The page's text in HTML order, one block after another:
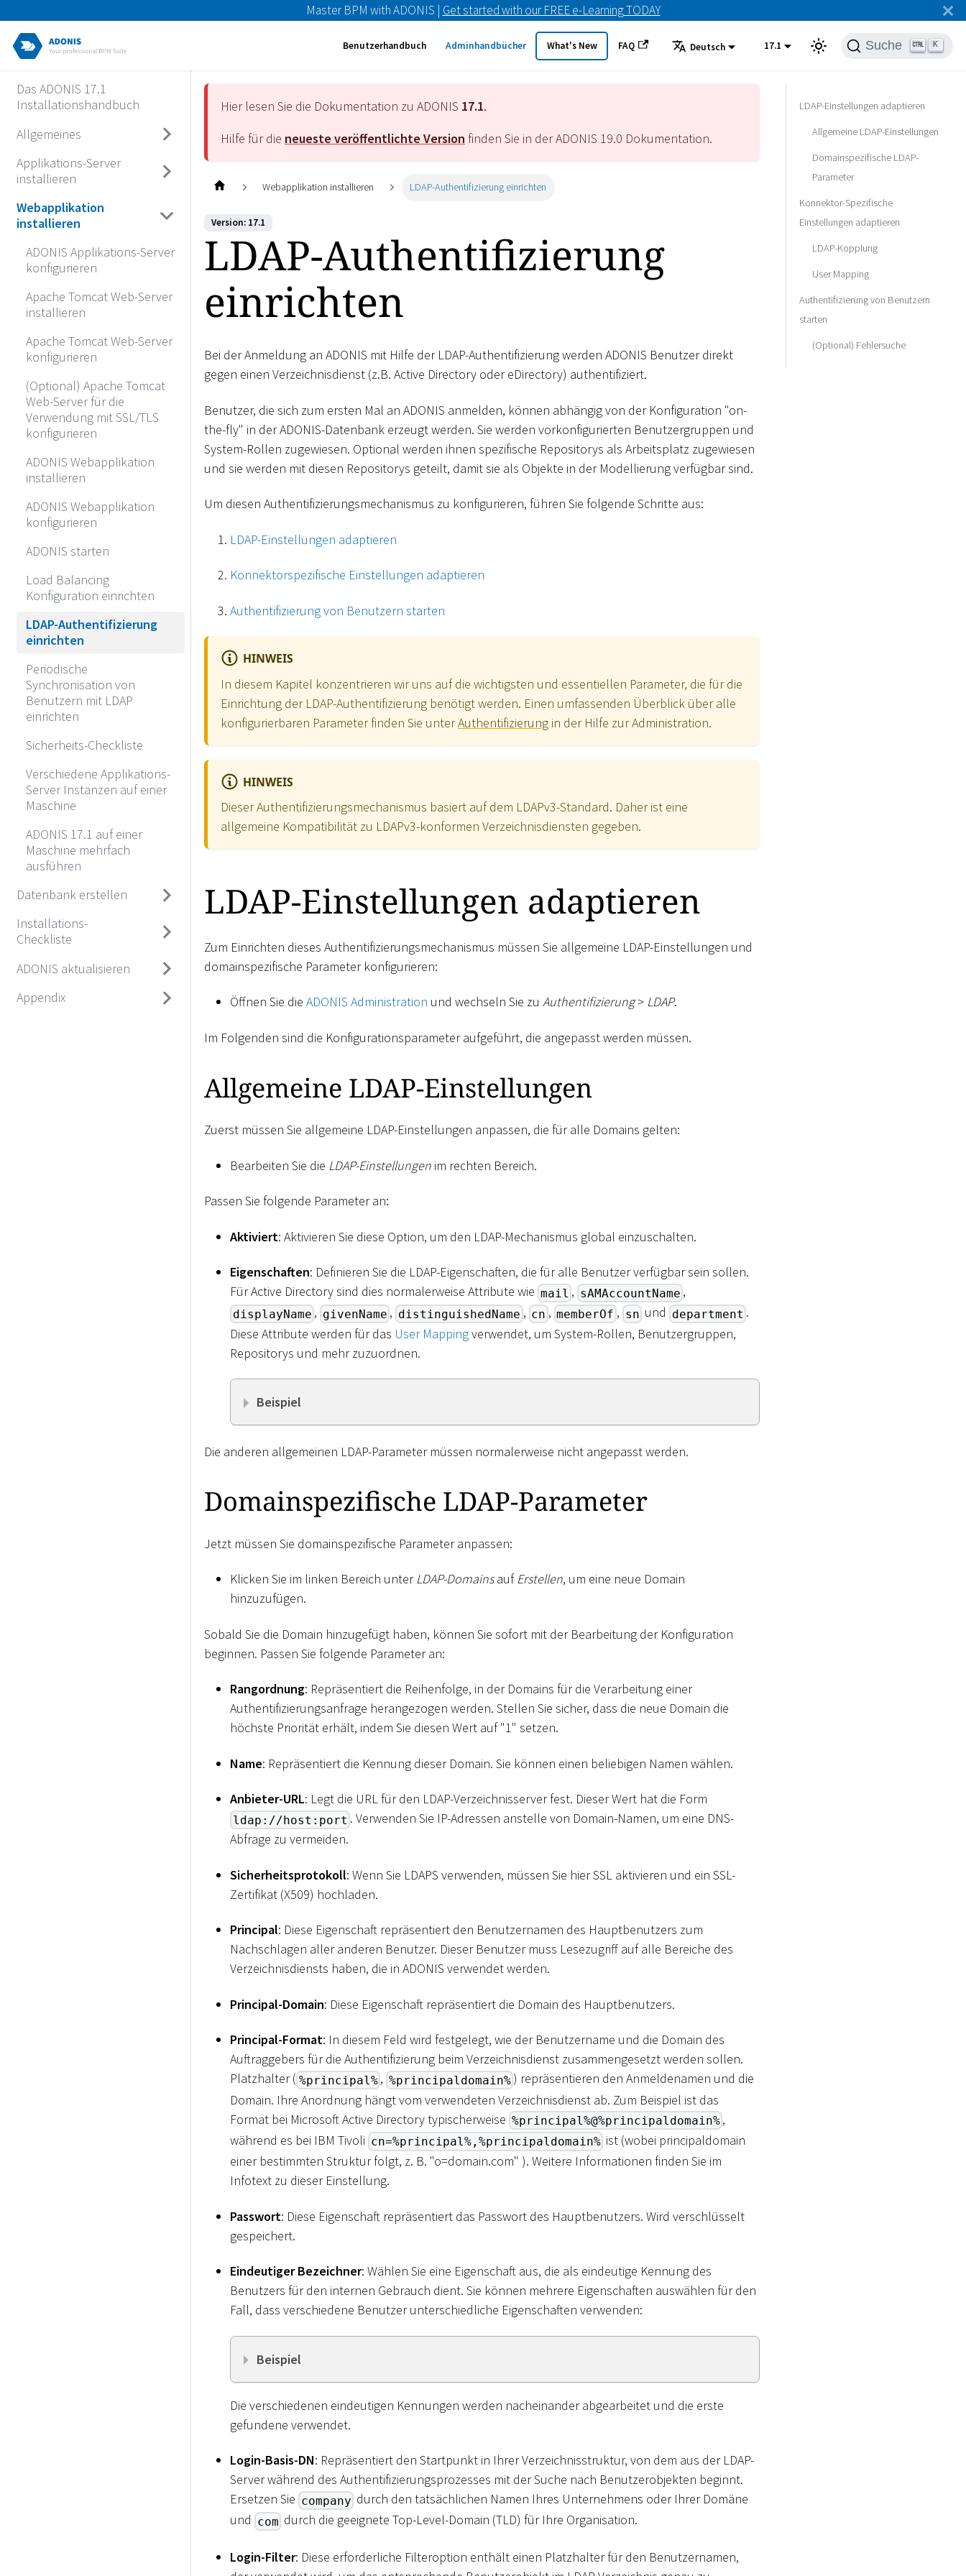
Master BPM with ADONIS | Get started with our FREE e-Learning TODAY
Benutzerhandbuch Adminhandbücher What's New FAQ Deutsch 17.1 Suche K
Das ADONIS 17.1
Installationshandbuch
Allgemeines
Applikations-Server
installieren
Webapplikation
installieren
ADONIS Applikations-Server
konfigurieren
Apache Tomcat Web-Server
installieren
Apache Tomcat Web-Server
konfigurieren
(Optional) Apache Tomcat
Web-Server für die
Verwendung mit SSL/TLS
konfigurieren
ADONIS Webapplikation
installieren
ADONIS Webapplikation
konfigurieren
ADONIS starten
Load Balancing
Konfiguration einrichten
LDAP-Authentifizierung
einrichten
Periodische
Synchronisation von
Benutzern mit LDAP
einrichten
Sicherheits-Checkliste
Verschiedene Applikations-
Server Instanzen auf einer
Maschine
ADONIS 17.1 auf einer
Maschine mehrfach
ausführen
Datenbank erstellen
Installations-
Checkliste
ADONIS aktualisieren
Appendix
Hier lesen Sie die Dokumentation zu ADONIS 17.1.
Hilfe für die neueste veröffentlichte Version finden Sie in der ADONIS 19.0 Dokumentation.
Webapplikation installieren LDAP-Authentifizierung einrichten
Version: 17.1
LDAP-Authentifizierung
einrichten
Bei der Anmeldung an ADONIS mit Hilfe der LDAP-Authentifizierung werden ADONIS Benutzer direkt
gegen einen Verzeichnisdienst (z.B. Active Directory oder eDirectory) authentifiziert.
Benutzer, die sich zum ersten Mal an ADONIS anmelden, können abhängig von der Konfiguration "on-
the-fly" in der ADONIS-Datenbank erzeugt werden. Sie werden vorkonfigurierten Benutzergruppen und
System-Rollen zugewiesen. Optional werden ihnen spezifische Repositorys als Arbeitsplatz zugewiesen
und sie werden mit diesen Repositorys geteilt, damit sie als Objekte in der Modellierung verfügbar sind.
Um diesen Authentifizierungsmechanismus zu konfigurieren, führen Sie folgende Schritte aus:
LDAP-Einstellungen adaptieren
Konnektorspezifische Einstellungen adaptieren
Authentifizierung von Benutzern starten
HINWEIS
In diesem Kapitel konzentrieren wir uns auf die wichtigsten und essentiellen Parameter, die für die
Einrichtung der LDAP-Authentifizierung benötigt werden. Einen umfassenden Überblick über alle
konfigurierbaren Parameter finden Sie unterAuthentifizierung in der Hilfe zur Administration.
HINWEIS
Dieser Authentifizierungsmechanismus basiert auf dem LDAPv3-Standard. Daher ist eine
allgemeine Kompatibilität zu LDAPv3-konformen Verzeichnisdiensten gegeben.
LDAP-Einstellungen adaptieren
Zum Einrichten dieses Authentifizierungsmechanismus müssen Sie allgemeine LDAP-Einstellungen und
domainspezifische Parameter konfigurieren:
Öffnen Sie die ADONIS Administration und wechseln Sie zu Authentifizierung > LDAP.
Im Folgenden sind die Konfigurationsparameter aufgeführt, die angepasst werden müssen.
Allgemeine LDAP-Einstellungen
Zuerst müssen Sie allgemeine LDAP-Einstellungen anpassen, die für alle Domains gelten:
Bearbeiten Sie die LDAP-Einstellungen im rechten Bereich.
Passen Sie folgende Parameter an:
Aktiviert: Aktivieren Sie diese Option, um den LDAP-Mechanismus global einzuschalten.
Eigenschaften: Definieren Sie die LDAP-Eigenschaften, die für alle Benutzer verfügbar sein sollen.
Für Active Directory sind dies normalerweise Attribute wie mail , sAMAccountName ,
displayName , givenName , distinguishedName , cn , memberOf , sn und department .
Diese Attribute werden für das User Mappingverwendet, um System-Rollen, Benutzergruppen,
Repositorys und mehr zuzuordnen.
Beispiel
Die anderen allgemeinen LDAP-Parameter müssen normalerweise nicht angepasst werden.
Domainspezifische LDAP-Parameter
Jetzt müssen Sie domainspezifische Parameter anpassen:
Klicken Sie im linken Bereich unterLDAP-DomainsaufErstellen, um eine neue Domain
hinzuzufügen.
Sobald Sie die Domain hinzugefügt haben, können Sie sofort mit der Bearbeitung der Konfiguration
beginnen. Passen Sie folgende Parameter an:
Rangordnung: Repräsentiert die Reihenfolge, in der Domains für die Verarbeitung einer
Authentifizierungsanfrage herangezogen werden. Stellen Sie sicher, dass die neue Domain die
höchste Priorität erhält, indem Sie diesen Wert auf "1" setzen.
Name: Repräsentiert die Kennung dieser Domain. Sie können einen beliebigen Namen wählen.
Anbieter-URL: Legt die URL für den LDAP-Verzeichnisserver fest. Dieser Wert hat die Form
ldap://host:port . Verwenden Sie IP-Adressen anstelle von Domain-Namen, um eine DNS-
Abfrage zu vermeiden.
Sicherheitsprotokoll: Wenn Sie LDAPS verwenden, müssen Sie hier SSL aktivieren und ein SSL-
Zertifikat (X509) hochladen.
Principal: Diese Eigenschaft repräsentiert den Benutzernamen des Hauptbenutzers zum
Nachschlagen aller anderen Benutzer. Dieser Benutzer muss Lesezugriff auf alle Bereiche des
Verzeichnisdiensts haben, die in ADONIS verwendet werden.
Principal-Domain: Diese Eigenschaft repräsentiert die Domain des Hauptbenutzers.
Principal-Format: In diesem Feld wird festgelegt, wie der Benutzername und die Domain des
Auftraggebers für die Authentifizierung beim Verzeichnisdienst zusammengesetzt werden sollen.
Platzhalter ( %principal% , %principaldomain% ) repräsentieren den Anmeldenamen und die
Domain. Ihre Anordnung hängt vom verwendeten Verzeichnisdienst ab. Zum Beispiel ist das
Format bei Microsoft Active Directory typischerweise %principal%@%principaldomain% ,
während es bei IBM Tivoli cn=%principal%,%principaldomain% ist (wobei principaldomain
einer bestimmten Struktur folgt, z. B. "o=domain.com" ). Weitere Informationen finden Sie im
Infotext zu dieser Einstellung.
Passwort: Diese Eigenschaft repräsentiert das Passwort des Hauptbenutzers. Wird verschlüsselt
gespeichert.
Eindeutiger Bezeichner: Wählen Sie eine Eigenschaft aus, die als eindeutige Kennung des
Benutzers für den internen Gebrauch dient. Sie können mehrere Eigenschaften auswählen für den
Fall, dass verschiedene Benutzer unterschiedliche Eigenschaften verwenden:
Beispiel
Die verschiedenen eindeutigen Kennungen werden nacheinander abgearbeitet und die erste
gefundene verwendet.
Login-Basis-DN: Repräsentiert den Startpunkt in Ihrer Verzeichnisstruktur, von dem aus der LDAP-
Server während des Authentifizierungsprozesses mit der Suche nach Benutzerobjekten beginnt.
Ersetzen Sie company durch den tatsächlichen Namen Ihres Unternehmens oder Ihrer Domäne
und com durch die geeignete Top-Level-Domain (TLD) für Ihre Organisation.
Login-Filter: Diese erforderliche Filteroption enthält einen Platzhalter für den Benutzernamen,
LDAP-Einstellungen adaptieren
Allgemeine LDAP-Einstellungen
Domainspezifische LDAP-
Parameter
Konnektor-Spezifische
Einstellungen adaptieren
LDAP-Kopplung
User Mapping
Authentifizierung von Benutzern
starten
(Optional) Fehlersuche